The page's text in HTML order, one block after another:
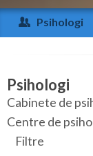
Arad
Arges
Bihor
Bistrita-Nasaud
Botosani
Psihologi
Specialitati
Servicii
Articole
Psihologi
Cabinete de
Centre de
Filtre